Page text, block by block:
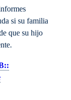
si su familia
que su hijo
::